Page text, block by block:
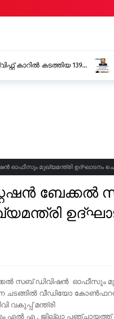
ഗൾഫിൽ ഹൃദയാഘാതത്തെ
ഓഫീസും മുഖ്യമന്ത്രി ഉദ്ഘാടനം
സബ് ഡിവിഷൻ ഓഫീസും
ചടങ്ങിൽ വീഡിയോ
വകുപ്പ് മന്ത്രി
എൽ എ , ജില്ലാ